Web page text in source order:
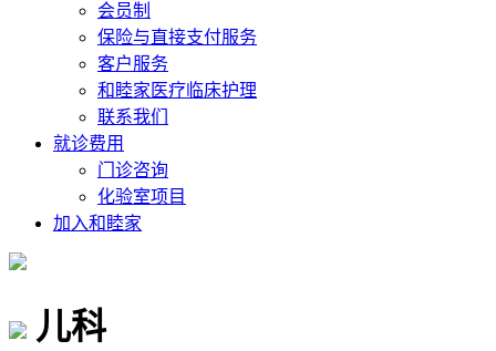
会员制
保险与直接支付服务
客户服务
和睦家医疗临床护理
联系我们
就诊费用
门诊咨询
化验室项目
加入和睦家
儿科